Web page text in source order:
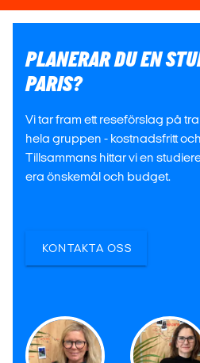
PLANERAR DU EN
PARIS?
Vi tar fram ett reseförslag på
hela gruppen - kostnadsfritt
Tillsammans hittar vi en
era önskemål och budget.
KONTAKTA OSS